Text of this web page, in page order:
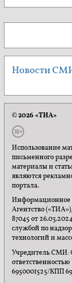
Новости
© 2026 «ТИА»
Использование
письменного
материалы и
являются
портала.
Информационное
Агентство
87045 от
службой по
технологий и
Учредитель СМИ:
6950001525/КПП